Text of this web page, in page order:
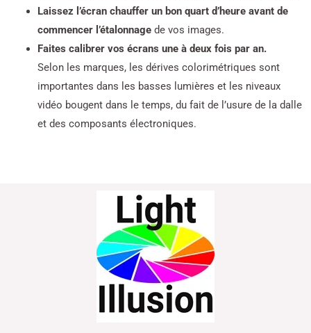
Laissez l’écran chauffer un bon quart d’heure avant de
commencer l’étalonnagede vos images.
Faites calibrer vos écrans une à deux fois par an.
Selon les marques, les dérives colorimétriques sont
importantes dans les basses lumières et les niveaux
vidéo bougent dans le temps, du fait de l’usure de la dalle
et des composants électroniques.